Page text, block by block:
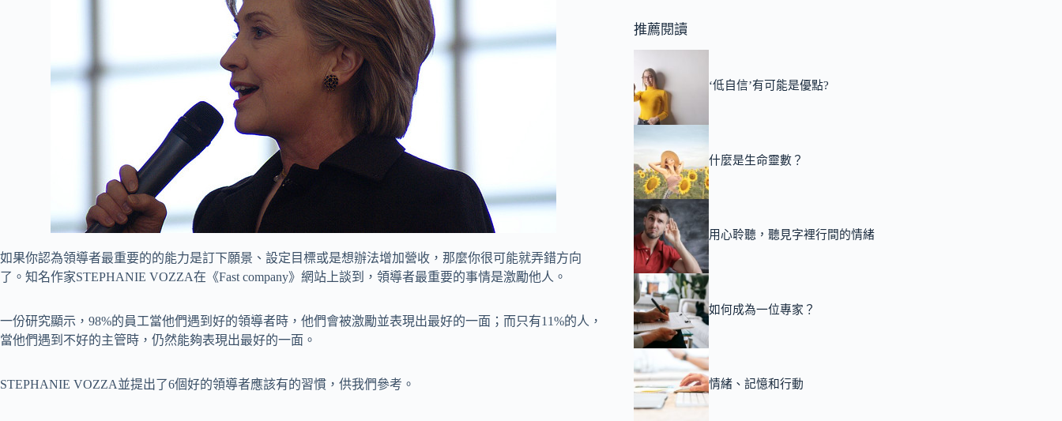
如果你認為領導者最重要的的能力是訂下願景、設定目標或是想辦法增加營收，那麼你很可能就弄錯方向
了。知名作家STEPHANIE VOZZA在《Fast company》網站上談到，領導者最重要的事情是激勵他人。
一份研究顯示，98%的員工當他們遇到好的領導者時，他們會被激勵並表現出最好的一面；而只有11%的人，
當他們遇到不好的主管時，仍然能夠表現出最好的一面。
STEPHANIE VOZZA並提出了6個好的領導者應該有的習慣，供我們參考。
推薦閱讀
‘低自信’有可能是優點?
什麼是生命靈數？
用心聆聽，聽見字裡行間的情緒
如何成為一位專家？
情緒、記憶和行動